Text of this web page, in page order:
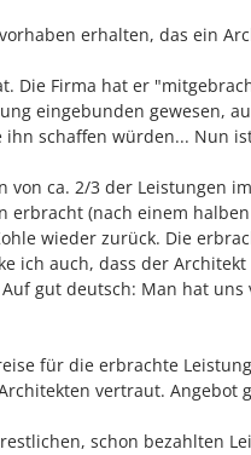
erhalten, das ein
Die Firma hat er
eingebunden gewesen,
schaffen würden... Nun
ca. 2/3 der Leistungen
(nach einem
wieder zurück. Die
ich auch, dass der Architekt
gut deutsch: Man hat uns
für die erbrachte
vertraut. Angebot
schon bezahlten